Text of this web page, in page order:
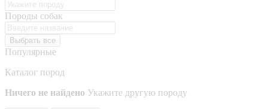
Породы собак
Выбрать все
Популярные
Каталог пород
Ничего не найдено Укажите другую породу